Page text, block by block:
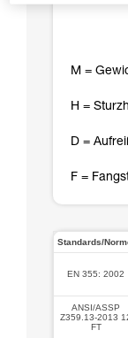
M =
H =
D =
F =
Standards/
EN 355: 2002
ANSI/ASSP
Z359.13-2013
FT